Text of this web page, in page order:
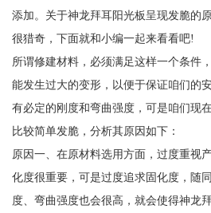
添加。关于神龙拜耳阳光板呈现发脆的
很猎奇，下面就和小编一起来看看吧!
所谓修建材料，必须满足这样一个条件
能发生过大的变形，以便于保证咱们的
有必定的刚度和弯曲强度，可是咱们现
比较简单发脆，分析其原因如下：
原因一、在原材料选用方面，过度重视
化度很重要，可是过度追求固化度，随
度、弯曲强度也会很高，就会使得神龙